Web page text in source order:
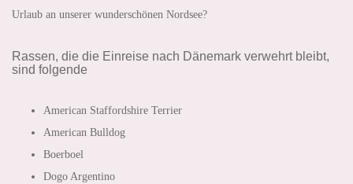
Urlaub an unserer wunderschönen Nordsee?
Rassen, die die Einreise nach Dänemark verwehrt bleibt,
sind folgende
American Staffordshire Terrier
American Bulldog
Boerboel
Dogo Argentino